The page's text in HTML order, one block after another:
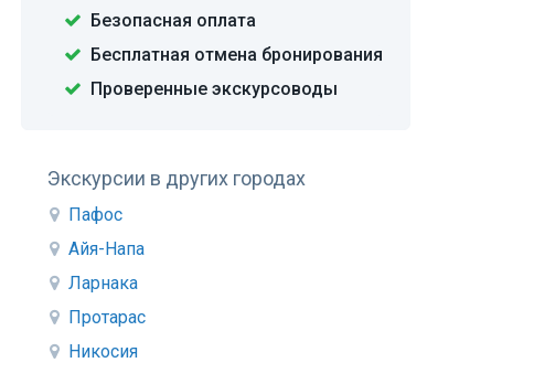
Безопасная оплата
Бесплатная отмена бронирования
Проверенные экскурсоводы
Экскурсии в других городах
Пафос
Айя-Напа
Ларнака
Протарас
Никосия